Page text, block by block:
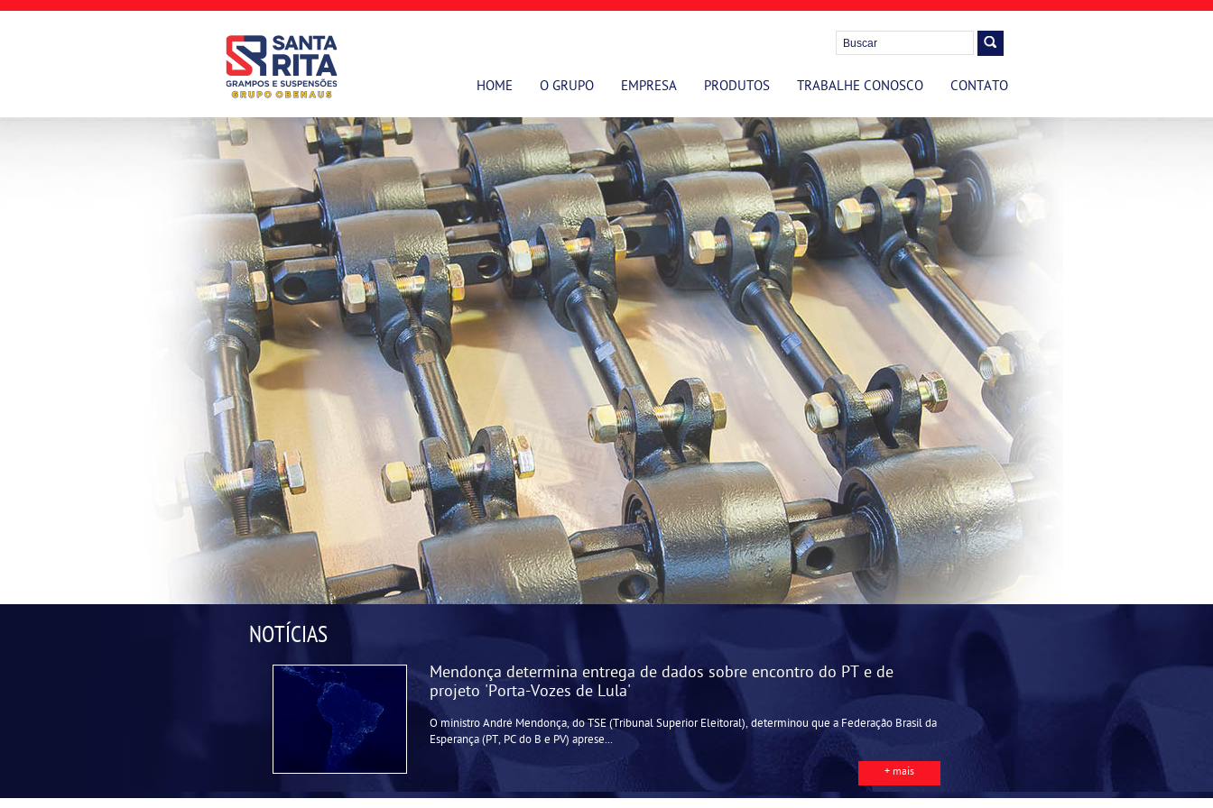
HOME O GRUPO EMPRESA PRODUTOS TRABALHE CONOSCO CONTATO
NOTÍCIAS
Mendonça determina entrega de dados sobre encontro do PT e de
projeto 'Porta-Vozes de Lula'
O ministro André Mendonça, do TSE (Tribunal Superior Eleitoral), determinou que a Federação Brasil da
Esperança (PT, PC do B e PV) aprese...
+ mais